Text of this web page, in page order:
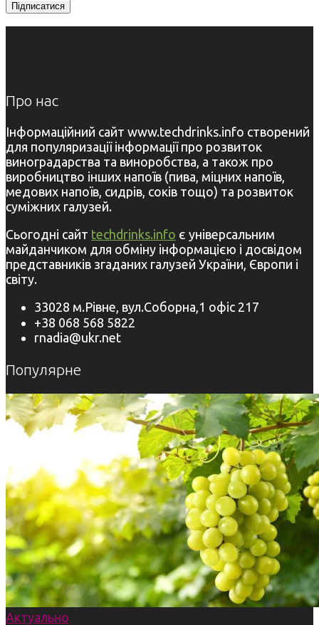
Про нас
Інформаційний сайт www.techdrinks.info створений
для популяризації інформації про розвиток
виноградарства та виноробства, а також про
виробництво інших напоїв (пива, міцних напоїв,
медових напоїв, сидрів, соків тощо) та розвиток
суміжних галузей.
Сьогодні сайт techdrinks.info є універсальним
майданчиком для обміну інформацією і досвідом
представників згаданих галузей України, Європи і
світу.
33028 м.Рівне, вул.Соборна,1 офіс 217
+38 068 568 5822
rnadia@ukr.net
Популярне
Актуально